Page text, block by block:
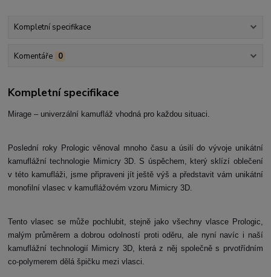
Kompletní specifikace
Komentáře 0
Kompletní specifikace
Mirage – univerzální kamufláž vhodná pro každou situaci.
Poslední roky Prologic věnoval mnoho času a úsilí do vývoje unikátní
kamuflážní technologie Mimicry 3D. S úspěchem, který sklízí oblečení
v této kamufláži, jsme připraveni jít ještě výš a představit vám unikátní
monofilní vlasec v kamuflážovém vzoru Mimicry 3D.
Tento vlasec se může pochlubit, stejně jako všechny vlasce Prologic,
malým průměrem a dobrou odolností proti oděru, ale nyní navíc i naší
kamuflážní technologií Mimicry 3D, která z něj společně s prvotřídním
co-polymerem dělá špičku mezi vlasci.